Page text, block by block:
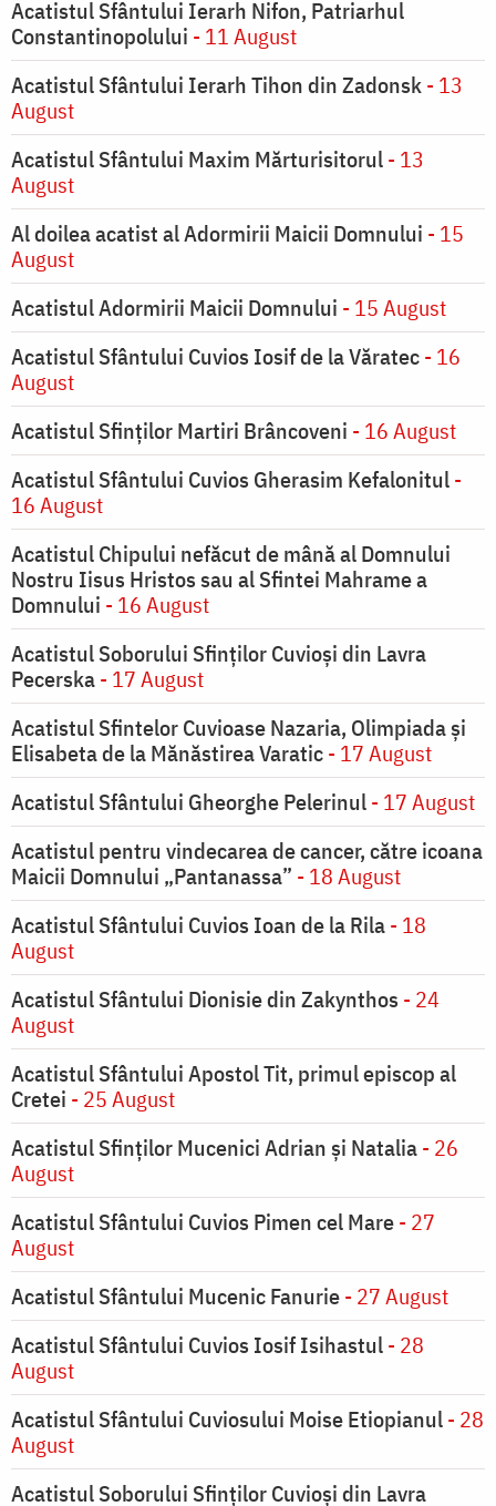
Acatistul Sfântului Ierarh Nifon, Patriarhul
Constantinopolului - 11 August
Acatistul Sfântului Ierarh Tihon din Zadonsk- 13
August
Acatistul Sfântului Maxim Mărturisitorul- 13
August
Al doilea acatist al Adormirii Maicii Domnului - 15
August
Acatistul Adormirii Maicii Domnului - 15 August
Acatistul Sfântului Cuvios Iosif de la Văratec- 16
August
Acatistul Sfinților Martiri Brâncoveni - 16 August
Acatistul Sfântului Cuvios Gherasim Kefalonitul-
16 August
Acatistul Chipului nefăcut de mână al Domnului
Nostru Iisus Hristos sau al Sfintei Mahrame a
Domnului - 16 August
Acatistul Soborului Sfinților Cuvioși din Lavra
Pecerska- 17 August
Acatistul Sfintelor Cuvioase Nazaria, Olimpiada și
Elisabeta de la Mănăstirea Varatic- 17 August
Acatistul Sfântului Gheorghe Pelerinul- 17 August
Acatistul pentru vindecarea de cancer, către icoana
Maicii Domnului „Pantanassa” - 18 August
Acatistul Sfântului Cuvios Ioan de la Rila- 18
August
Acatistul Sfântului Dionisie din Zakynthos - 24
August
Acatistul Sfântului Apostol Tit, primul episcop al
Cretei - 25 August
Acatistul Sfinților Mucenici Adrian și Natalia- 26
August
Acatistul Sfântului Cuvios Pimen cel Mare- 27
August
Acatistul Sfântului Mucenic Fanurie- 27 August
Acatistul Sfântului Cuvios Iosif Isihastul- 28
August
Acatistul Sfântului Cuviosului Moise Etiopianul- 28
August
Acatistul Soborului Sfinților Cuvioși din Lavra